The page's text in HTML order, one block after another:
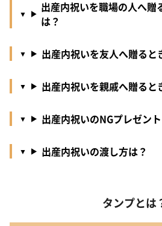
出産内祝いを職場の人へ贈
は？
出産内祝いを友人へ贈ると
出産内祝いを親戚へ贈ると
出産内祝いのNGプレゼン
出産内祝いの渡し方は？
タンプとは